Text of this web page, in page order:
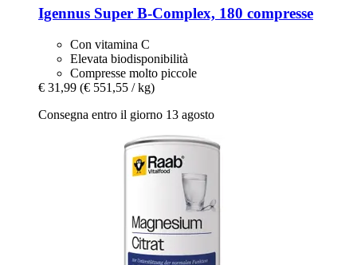
Igennus Super B-​Complex, 180 compresse
Con vitamina C
Elevata biodisponibilità
Compresse molto piccole
€ 31,99 (€ 551,55 / kg)
Consegna entro il giorno 13 agosto